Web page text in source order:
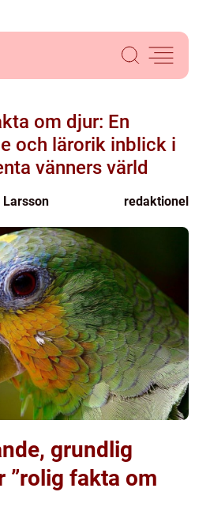
om djur: En
och lärorik inblick i
vänners värld
Larsson redaktionel
grundlig
”rolig fakta om